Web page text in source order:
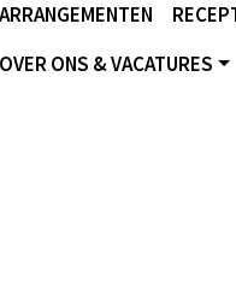
ARRANGEMENTEN
OVER ONS & VACATURES